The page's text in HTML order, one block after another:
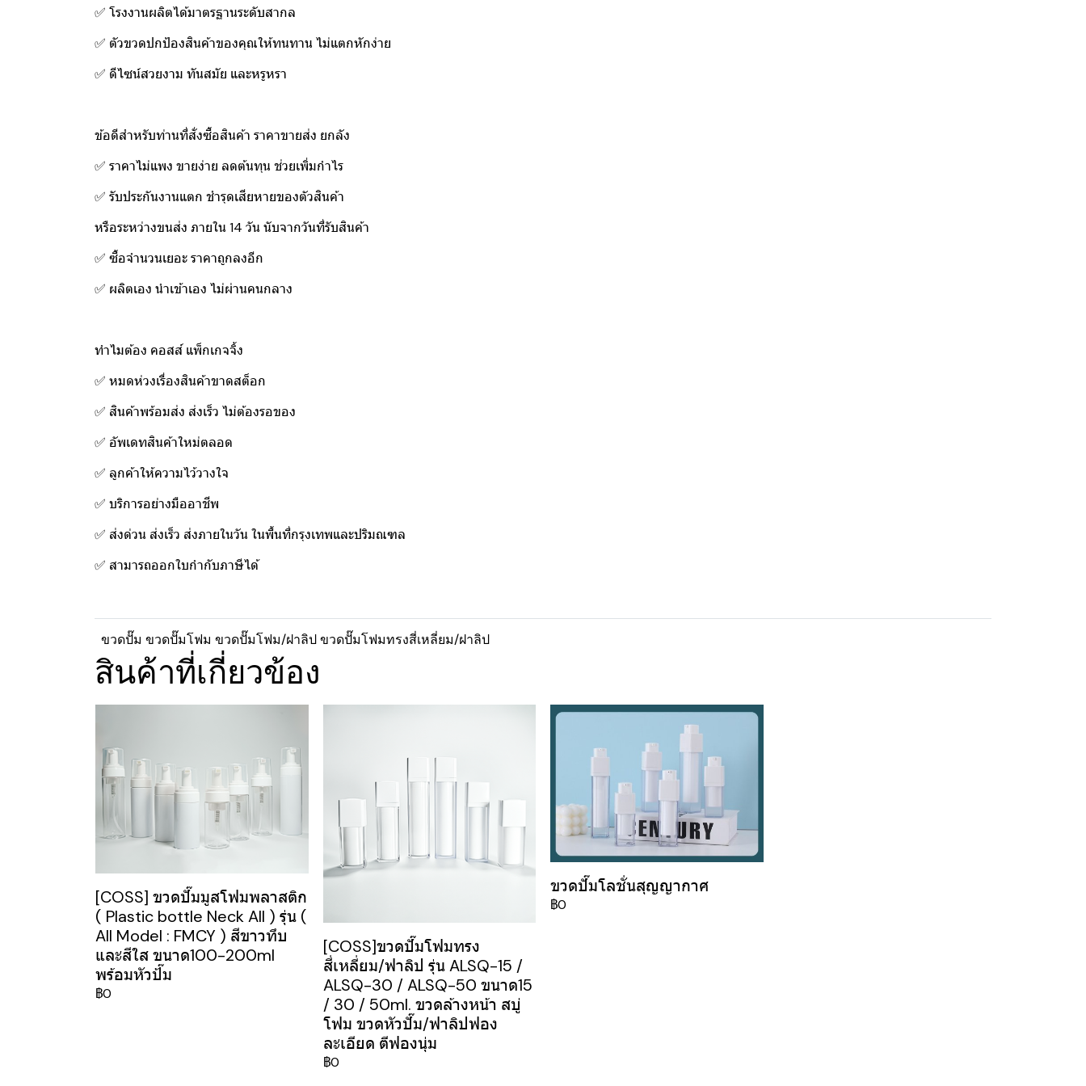
✅ โรงงานผลิตได้มาตรฐานระดับสากล
✅ ตัวขวดปกป้องสินค้าของคุณให้ทนทาน ไม่แตกหักง่าย
✅ ดีไซน์สวยงาม ทันสมัย และหรูหรา
ข้อดีสำหรับท่านที่สั่งซื้อสินค้า ราคาขายส่ง ยกลัง
✅ ราคาไม่แพง ขายง่าย ลดต้นทุน ช่วยเพิ่มกำไร
✅ รับประกันงานแตก ชำรุดเสียหายของตัวสินค้า
หรือระหว่างขนส่ง ภายใน 14 วัน นับจากวันที่รับสินค้า
✅ ซื้อจำนวนเยอะ ราคาถูกลงอีก
✅ ผลิตเอง นำเข้าเอง ไม่ผ่านคนกลาง
ทำไมต้อง คอสส์ แพ็กเกจจิ้ง
✅ หมดห่วงเรื่องสินค้าขาดสต็อก
✅ สินค้าพร้อมส่ง ส่งเร็ว ไม่ต้องรอของ
✅ อัพเดทสินค้าใหม่ตลอด
✅ ลูกค้าให้ความไว้วางใจ
✅ บริการอย่างมืออาชีพ
✅ ส่งด่วน ส่งเร็ว ส่งภายในวัน ในพื้นที่กรุงเทพและปริมณฑล
✅ สามารถออกใบกำกับภาษีได้
ขวดปั๊ม ขวดปั๊มโฟม ขวดปั๊มโฟม/ฝาลิป ขวดปั๊มโฟมทรงสี่เหลี่ยม/ฝาลิป
สินค้าที่เกี่ยวข้อง
[COSS] ขวดปั๊มมูสโฟมพลาสติก
( Plastic bottle Neck All ) รุ่น (
All Model : FMCY ) สีขาวทึบ
และสีใส ขนาด100-200ml
พร้อมหัวป้๊ม
฿0
[COSS]ขวดปั๊มโฟมทรง
สี่เหลี่ยม/ฟาลิป รุ่น ALSQ-15 /
ALSQ-30 / ALSQ-50 ขนาด15
/ 30 / 50ml. ขวดล้างหน้า สบู่
โฟม ขวดหัวปั๊ม/ฟาลิปฟอง
ละเอียด ตีฟองนุ่ม
฿0
ขวดปั๊มโลชั่นสุญญากาศ
฿0